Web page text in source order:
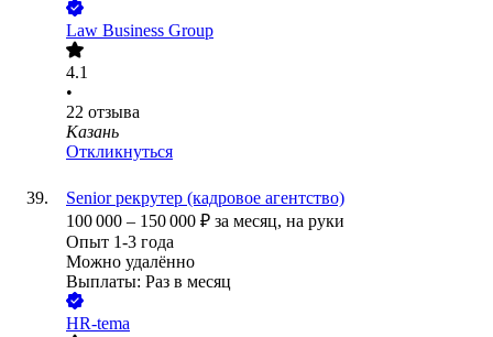
Law Business Group
4.1
•
22 отзыва
Казань
Откликнуться
Senior рекрутер (кадровое агентство)
100 000 – 150 000 ₽ за месяц, на руки
Опыт 1-3 года
Можно удалённо
Выплаты: Раз в месяц
HR-tema